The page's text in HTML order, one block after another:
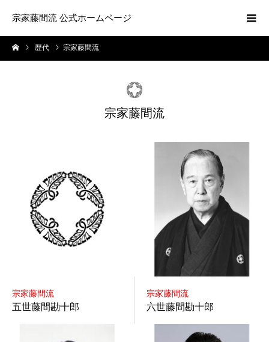
宗家藤間流 公式ホームページ
歴代 宗家藤間流
宗家藤間流
宗家藤間流
五世藤間勘十郎
宗家藤間流
六世藤間勘十郎